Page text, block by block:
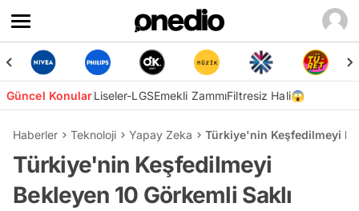
Güncel KonularLiseler-LGSEmekli ZammıFiltresiz Hali😱
Haberler Teknoloji Yapay Zeka Türkiye'nin Keşfedilmeyi
Türkiye'nin Keşfedilmeyi
Bekleyen 10 Görkemli Saklı